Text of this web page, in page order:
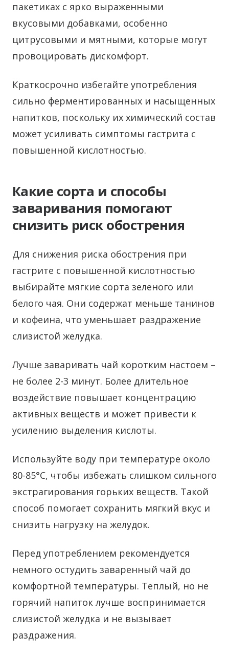
пакетиках с ярко выраженными
вкусовыми добавками, особенно
цитрусовыми и мятными, которые могут
провоцировать дискомфорт.
Краткосрочно избегайте употребления
сильно ферментированных и насыщенных
напитков, поскольку их химический состав
может усиливать симптомы гастрита с
повышенной кислотностью.
Какие сорта и способы
заваривания помогают
снизить риск обострения
Для снижения риска обострения при
гастрите с повышенной кислотностью
выбирайте мягкие сорта зеленого или
белого чая. Они содержат меньше танинов
и кофеина, что уменьшает раздражение
слизистой желудка.
Лучше заваривать чай коротким настоем –
не более 2-3 минут. Более длительное
воздействие повышает концентрацию
активных веществ и может привести к
усилению выделения кислоты.
Используйте воду при температуре около
80-85°C, чтобы избежать слишком сильного
экстрагирования горьких веществ. Такой
способ помогает сохранить мягкий вкус и
снизить нагрузку на желудок.
Перед употреблением рекомендуется
немного остудить заваренный чай до
комфортной температуры. Теплый, но не
горячий напиток лучше воспринимается
слизистой желудка и не вызывает
раздражения.